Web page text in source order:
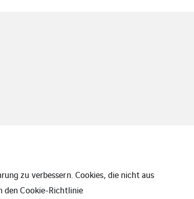
zu verbessern. Cookies, die nicht aus
denCookie-Richtlinie